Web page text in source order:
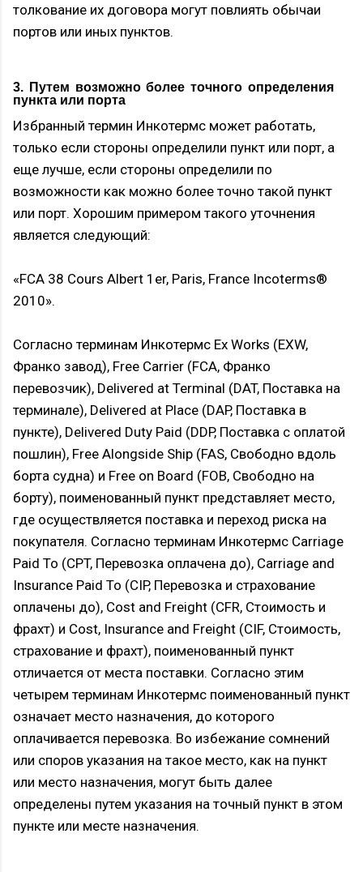
толкование их договора могут повлиять обычаи
портов или иных пунктов.
3. Путем возможно более точного определения
пункта или порта
Избранный термин Инкотермс может работать,
только если стороны определили пункт или порт, а
еще лучше, если стороны определили по
возможности как можно более точно такой пункт
или порт. Хорошим примером такого уточнения
является следующий:
«FCA 38 Cours Albert 1er, Paris, France Incoterms®
2010».
Согласно терминам Инкотермс Ex Works (EXW,
Франко завод), Free Carrier (FCA, Франко
перевозчик), Delivered at Terminal (DAT, Поставка на
терминале), Delivered at Place (DAP, Поставка в
пункте), Delivered Duty Paid (DDP, Поставка с оплатой
пошлин), Free Alongside Ship (FAS, Свободно вдоль
борта судна) и Free on Board (FOB, Свободно на
борту), поименованный пункт представляет место,
где осуществляется поставка и переход риска на
покупателя. Согласно терминам Инкотермс Carriage
Paid To (CPT, Перевозка оплачена до), Carriage and
Insurance Paid To (CIP, Перевозка и страхование
оплачены до), Cost and Freight (CFR, Стоимость и
фрахт) и Cost, Insurance and Freight (CIF, Стоимость,
страхование и фрахт), поименованный пункт
отличается от места поставки. Согласно этим
четырем терминам Инкотермс поименованный пункт
означает место назначения, до которого
оплачивается перевозка. Во избежание сомнений
или споров указания на такое место, как на пункт
или место назначения, могут быть далее
определены путем указания на точный пункт в этом
пункте или месте назначения.